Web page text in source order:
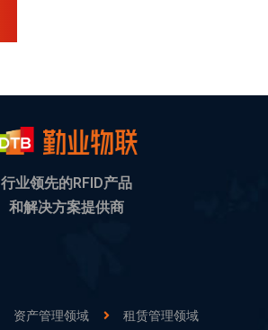
行业领先的RFID产品
和解决方案提供商
资产管理领域 租赁管理领域